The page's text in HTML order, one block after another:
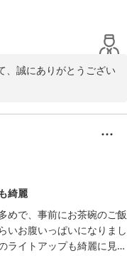
、誠にありがとうござい
しまい大変申し訳ござい
お客様の貴重なご意見
徹底し、改善に努めて
綺麗
めで、事前にお茶碗のご飯
いお腹いっぱいになりまし
ライトアップも綺麗に見え